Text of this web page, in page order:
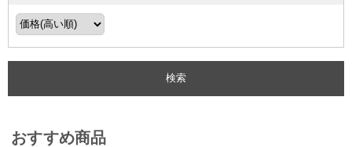
おすすめ商品